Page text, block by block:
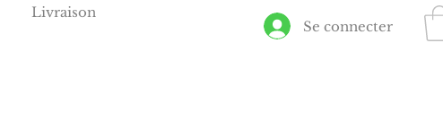
Livraison
Se connecter